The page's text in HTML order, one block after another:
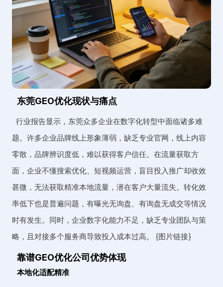
东莞GEO优化现状与痛点
行业报告显示，东莞众多企业在数字化转型中面临诸多难
题。许多企业品牌线上形象薄弱，缺乏专业官网，线上内容
零散，品牌辨识度低，难以获得客户信任。在流量获取方
面，企业不懂搜索优化、短视频运营，盲目投入推广却收效
甚微，无法获取精准本地流量，潜在客户大量流失。转化效
率低下也是普遍问题，有曝光无询盘、有询盘无成交等情况
时有发生。同时，企业数字化能力不足，缺乏专业团队与策
略，且对接多个服务商导致投入成本过高。 {图片链接}
靠谱GEO优化公司优势体现
本地化适配精准